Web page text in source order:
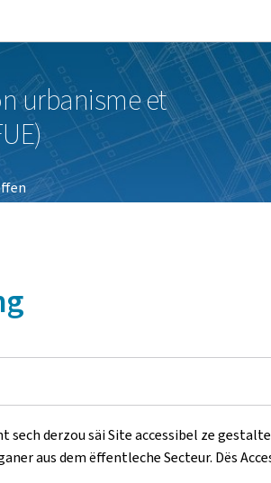
urbanisme et
sech derzou säi Site accessibel ze
aus dem ëffentleche Secteur. Dës